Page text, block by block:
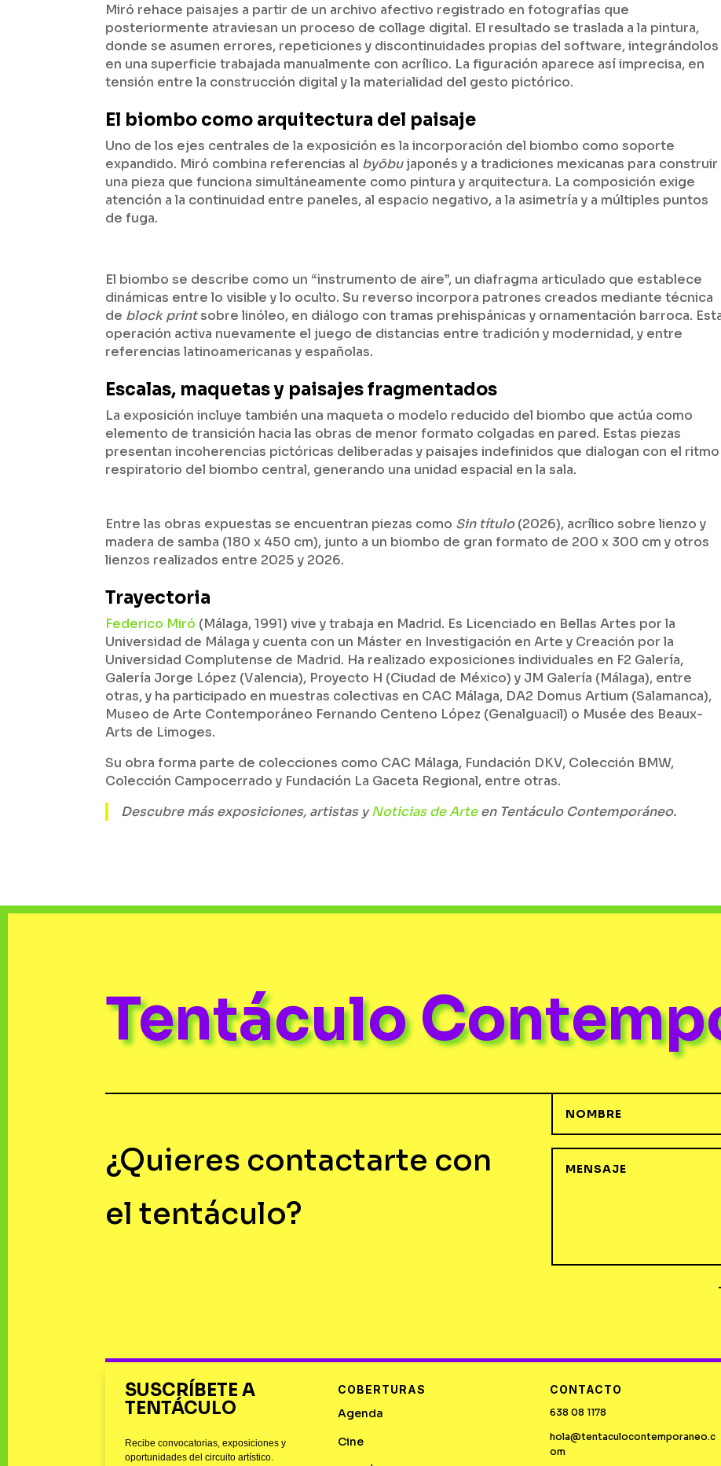
Miró rehace paisajes a partir de un archivo afectivo registrado en fotografías que
posteriormente atraviesan un proceso de collage digital. El resultado se traslada a la pintura,
donde se asumen errores, repeticiones y discontinuidades propias del software, integrándolos
en una superficie trabajada manualmente con acrílico. La figuración aparece así imprecisa, en
tensión entre la construcción digital y la materialidad del gesto pictórico.
El biombo como arquitectura del paisaje
Uno de los ejes centrales de la exposición es la incorporación del biombo como soporte
expandido. Miró combina referencias al byōbujaponés y a tradiciones mexicanas para construir
una pieza que funciona simultáneamente como pintura y arquitectura. La composición exige
atención a la continuidad entre paneles, al espacio negativo, a la asimetría y a múltiples puntos
de fuga.
El biombo se describe como un “instrumento de aire”, un diafragma articulado que establece
dinámicas entre lo visible y lo oculto. Su reverso incorpora patrones creados mediante técnica
de block printsobre linóleo, en diálogo con tramas prehispánicas y ornamentación barroca.
operación activa nuevamente el juego de distancias entre tradición y modernidad, y entre
referencias latinoamericanas y españolas.
Escalas, maquetas y paisajes fragmentados
La exposición incluye también una maqueta o modelo reducido del biombo que actúa como
elemento de transición hacia las obras de menor formato colgadas en pared. Estas piezas
presentan incoherencias pictóricas deliberadas y paisajes indefinidos que dialogan con el ritmo
respiratorio del biombo central, generando una unidad espacial en la sala.
Entre las obras expuestas se encuentran piezas como Sin título(2026), acrílico sobre lienzo y
madera de samba (180 x 450 cm), junto a un biombo de gran formato de 200 x 300 cm y otros
lienzos realizados entre 2025 y 2026.
Trayectoria
Federico Miró (Málaga, 1991) vive y trabaja en Madrid. Es Licenciado en Bellas Artes por la
Universidad de Málaga y cuenta con un Máster en Investigación en Arte y Creación por la
Universidad Complutense de Madrid. Ha realizado exposiciones individuales en F2 Galería,
Galería Jorge López (Valencia), Proyecto H (Ciudad de México) y JM Galería (Málaga), entre
otras, y ha participado en muestras colectivas en CAC Málaga, DA2 Domus Artium (Salamanca),
Museo de Arte Contemporáneo Fernando Centeno López (Genalguacil) o Musée des Beaux-
Arts de Limoges.
Su obra forma parte de colecciones como CAC Málaga, Fundación DKV, Colección BMW,
Colección Campocerrado y Fundación La Gaceta Regional, entre otras.
Descubre más exposiciones, artistas yNoticias de Arteen Tentáculo Contemporáneo.
Tentáculo
¿Quieres contactarte con
el tentáculo?
SUSCRÍBETE A
TENTÁCULO
Recibe convocatorias, exposiciones y
oportunidades del circuito artístico.
COBERTURAS
Agenda
Cine
CONTACTO
638 08 1178
hola@tentaculocontemporaneo.c
om